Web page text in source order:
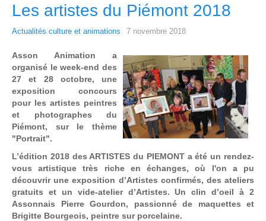
Les artistes du Piémont 2018
Actualités culture et animations 7 novembre 2018
Asson Animation a
organisé le week-end des
27 et 28 octobre, une
exposition concours
pour les artistes peintres
et photographes du
Piémont, sur le thème
"Portrait".
L’édition 2018 des ARTISTES du PIEMONT a été un rendez­‐
vous artistique très riche en échanges, où l'on a pu
découvrir une exposition d’Artistes confirmés, des ateliers
gratuits et un vide-­atelier d’Artistes. Un clin d’oeil à 2
Assonnais Pierre Gourdon, passionné de maquettes et
Brigitte Bourgeois, peintre sur porcelaine.